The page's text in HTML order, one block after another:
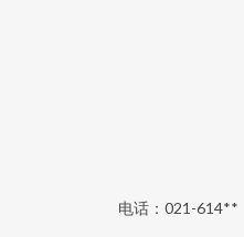
电话：021-614**